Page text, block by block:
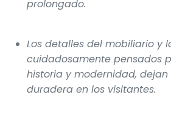
prolongado.
Los detalles del mobiliario y
cuidadosamente pensados
historia y modernidad,
duradera en los visitantes.